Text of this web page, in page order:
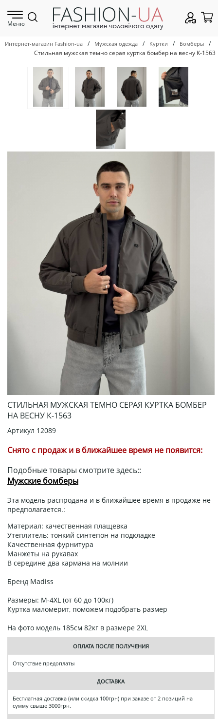
Меню
Интернет-магазин Fashion-ua / Мужская одежда / Куртки / Бомберы
/
Стильная мужская темно серая куртка бомбер на весну К-1563
СТИЛЬНАЯ МУЖСКАЯ ТЕМНО СЕРАЯ КУРТКА БОМБЕР
НА ВЕСНУ К-1563
Артикул 12089
Снято с продаж и в ближайшее время не появится:
Подобные товары смотрите здесь::
Мужские бомберы
Эта модель распродана и в ближайшее время в продаже не
предполагается.:
Материал: качественная плащевка
Утеплитель: тонкий синтепон на подкладке
Качественная фурнитура
Манжеты на рукавах
В середине два кармана на молнии
Бренд Madiss
Размеры: M-4XL (от 60 до 100кг)
Куртка маломерит, поможем подобрать размер
На фото модель 185см 82кг в размере 2XL
ОПЛАТА ПОСЛЕ ПОЛУЧЕНИЯ
Отсутствие предоплаты
ДОСТАВКА
Бесплатная доставка (или скидка 100грн) при заказе от 2 позиций на
сумму свыше 3000грн.